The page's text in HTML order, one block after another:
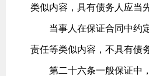
类似内容，具有债务人应当
当事人在保证合同中约定
责任等类似内容，不具有债
第二十六条一般保证中，